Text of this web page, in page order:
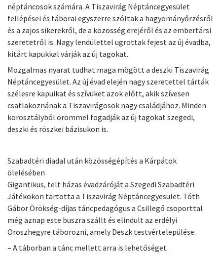
néptáncosok számára. A Tiszavirág Néptáncegyesület
fellépései és táborai egyszerre szóltak a hagyományőrzésről
és a zajos sikerekről, de a közösség erejéről és az embertársi
szeretetről is. Nagy lendülettel ugrottak fejest az új évadba,
kitárt kapukkal várják az új tagokat.
Mozgalmas nyarat tudhat maga mögött a deszki Tiszavirág
Néptáncegyesület. Az új évad elején nagy szeretettel tárták
szélesre kapuikat és szívüket azok előtt, akik szívesen
csatlakoznának a Tiszavirágosok nagy családjához. Minden
korosztályból örömmel fogadják az új tagokat szegedi,
deszki és röszkei bázisukon is.
Szabadtéri diadal után közösségépítés a Kárpátok
ölelésében
Gigantikus, telt házas évadzáróját a Szegedi Szabadtéri
Játékokon tartotta a Tiszavirág Néptáncegyesület. Tóth
Gábor Örökség-díjas táncpedagógus a Csillegő csoporttal
még aznap este buszra szállt és elindult az erdélyi
Oroszhegyre táborozni, amely Deszk testvértelepülése.
– A táborban a tánc mellett arra is lehetőséget